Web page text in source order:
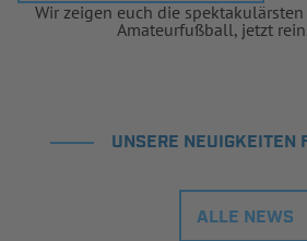
Wir zeigen euch die spektakulärsten
Amateurfußball, jetzt
UNSERE NEUIGKEITEN
ALLE NEWS